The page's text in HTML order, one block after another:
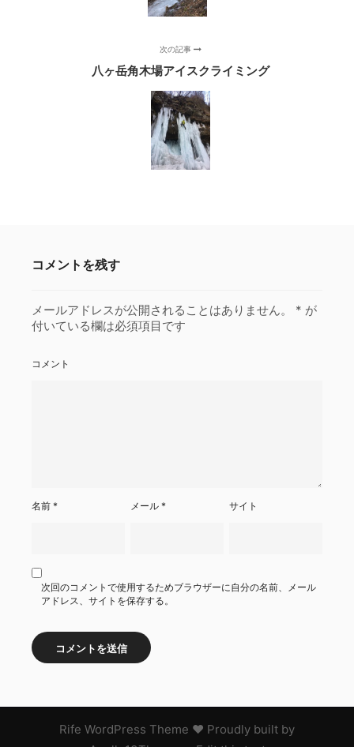
次の記事
八ヶ岳角木場アイスクライミング
コメントを残す
メールアドレスが公開されることはありません。 * が
付いている欄は必須項目です
コメント
名前 * メール* サイト
次回のコメントで使用するためブラウザーに自分の名前、メール
アドレス、サイトを保存する。
Rife WordPress Theme ♥ Proudly built by